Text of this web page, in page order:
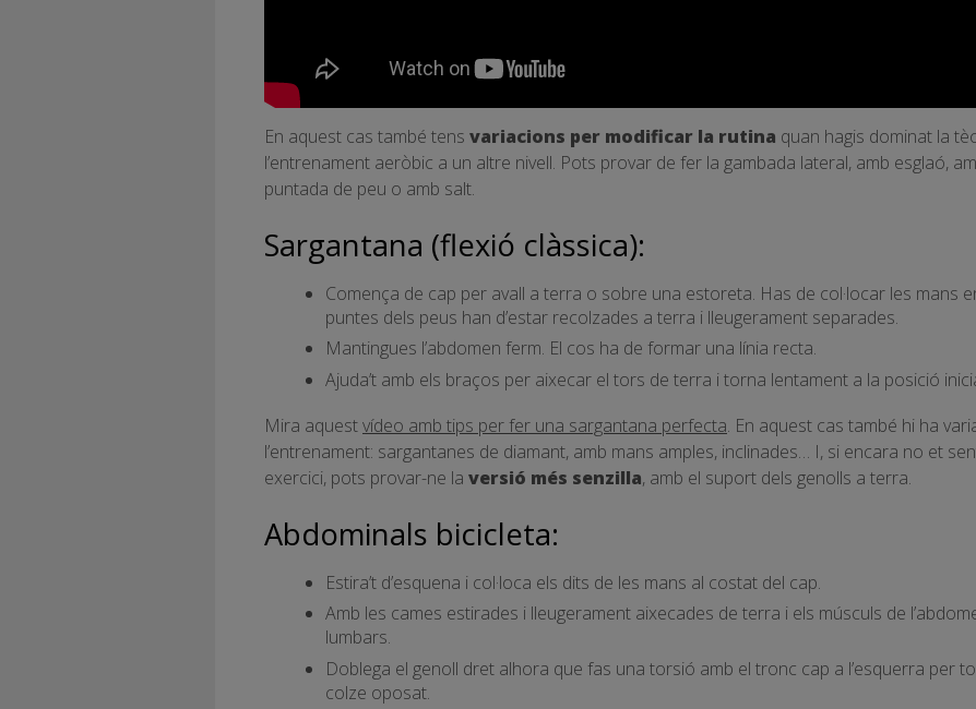
En aquest cas també tens variacions per modificar la rutina quan hagis dominat la
l’entrenament aeròbic a un altre nivell. Pots provar de fer la gambada lateral, amb esglaó,
puntada de peu o amb salt.
Sargantana (flexió clàssica):
Comença de cap per avall a terra o sobre una estoreta. Has de col·locar les mans
puntes dels peus han d’estar recolzades a terra i lleugerament separades.
Mantingues l’abdomen ferm. El cos ha de formar una línia recta.
Ajuda’t amb els braços per aixecar el tors de terra i torna lentament a la posició
Mira aquestvídeo amb tips per fer una sargantana perfecta. En aquest cas també hi ha
l’entrenament: sargantanes de diamant, amb mans amples, inclinades… I, si encara no et
exercici, pots provar-ne la versió més senzilla, amb el suport dels genolls a terra.
Abdominals bicicleta:
Estira’t d’esquena i col·loca els dits de les mans al costat del cap.
Amb les cames estirades i lleugerament aixecades de terra i els músculs de
lumbars.
Doblega el genoll dret alhora que fas una torsió amb el tronc cap a l’esquerra per
colze oposat.